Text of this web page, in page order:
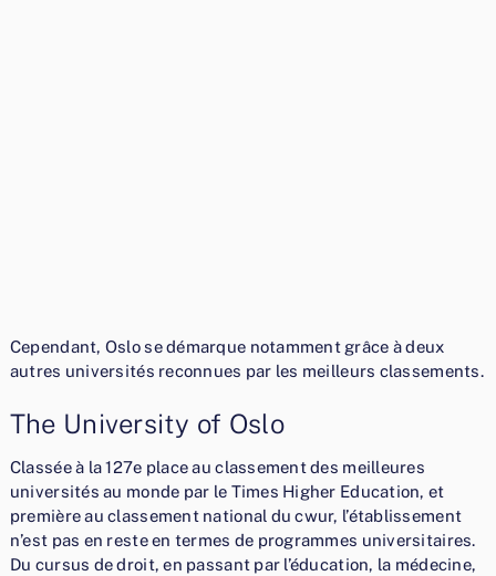
Cependant, Oslo se démarque notamment grâce à deux
autres universités reconnues par les meilleurs classements.
The University of Oslo
Classée à la 127e place au classement des meilleures
universités au monde par le Times Higher Education, et
première au classement national du cwur, l’établissement
n’est pas en reste en termes de programmes universitaires.
Du cursus de droit, en passant par l’éducation, la médecine,